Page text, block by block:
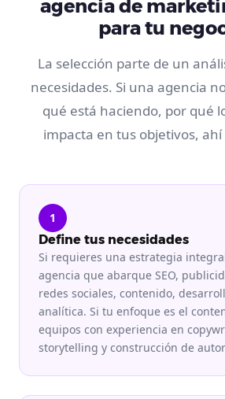
agencia de
para tu
La selección parte de un
necesidades. Si una agencia
qué está haciendo, por qué
impacta en tus objetivos,
1
Define tus necesidades
Si requieres una estrategia
agencia que abarque SEO,
redes sociales, contenido,
analítica. Si tu enfoque es el
equipos con experiencia en
storytelling y construcción de